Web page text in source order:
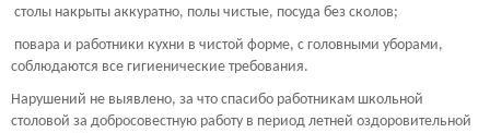
столы накрыты аккуратно, полы чистые, посуда без сколов;
повара и работники кухни в чистой форме, с головными уборами,
соблюдаются все гигиенические требования.
Нарушений не выявлено, за что спасибо работникам школьной
столовой за добросовестную работу в период летней оздоровительной